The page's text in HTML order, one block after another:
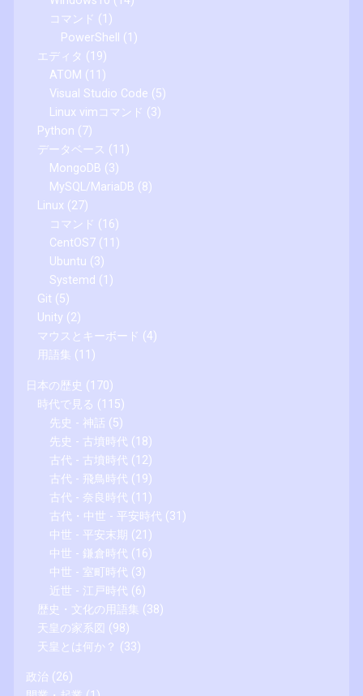
コマンド (1)
PowerShell
(1)
エディタ (19)
ATOM (11)
Visual Studio Code (5)
Linux vimコマンド (3)
Python (7)
データベース (11)
MongoDB (3)
MySQL/MariaDB (8)
Linux (27)
コマンド (16)
CentOS7(11)
Ubuntu (3)
Systemd (1)
Git (5)
Unity (2)
マウスとキーボード (4)
用語集 (11)
日本の歴史 (170)
時代で見る (115)
先史 - 神話 (5)
先史 - 古墳時代 (18)
古代 - 古墳時代 (12)
古代 - 飛鳥時代 (19)
古代 - 奈良時代 (11)
古代・中世 - 平安時代 (31)
中世 - 平安末期 (21)
中世 - 鎌倉時代 (16)
中世 - 室町時代 (3)
近世 - 江戸時代 (6)
歴史・文化の用語集 (38)
天皇の家系図 (98)
天皇とは何か？ (33)
政治 (26)